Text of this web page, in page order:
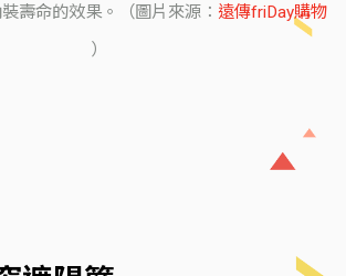
壽命的效果。（圖片來源： 遠傳friDay購物
）